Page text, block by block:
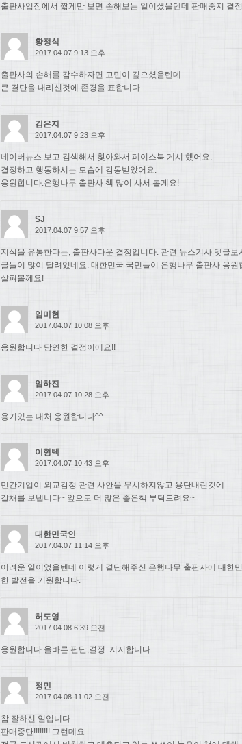
출판사입장에서 짧게만 보면 손해보는 일이셨을텐데 판매중지 결
황정식
2017.04.07 9:13 오후
출판사의 손해를 감수하자면 고민이 깊으셨을텐데
큰 결단을 내리신것에 존경을 표합니다.
김은지
2017.04.07 9:23 오후
네이버뉴스 보고 검색해서 찾아와서 페이스북 게시 했어요.
결정하고 행동하시는 모습에 감동받았어요.
응원합니다.은행나무 출판사 책 많이 사서 볼게요!
SJ
2017.04.07 9:57 오후
지식을 유통한다는, 출판사다운 결정입니다. 관련 뉴스기사 댓글보
글들이 많이 달려있네요. 대한민국 국민들이 은행나무 출판사 응
살펴볼께요!
임미현
2017.04.07 10:08 오후
응원합니다 당연한 결정이에요!!
임하진
2017.04.07 10:28 오후
용기있는 대처 응원합니다^^
이형택
2017.04.07 10:43 오후
민간기업이 외교감정 관련 사안을 무시하지않고 용단내린것에
갈채를 보냅니다~ 앞으로 더 많은 좋은책 부탁드려요~
대한민국인
2017.04.07 11:14 오후
어려운 일이었을텐데 이렇게 결단해주신 은행나무 출판사에 대한
한 발전을 기원합니다.
허도영
2017.04.08 6:39 오전
응원합니다.올바른 판단,결정..지지합니다
정민
2017.04.08 11:02 오전
참 잘하신 일입니다
판매중단!!!!!!!! 그런데요…